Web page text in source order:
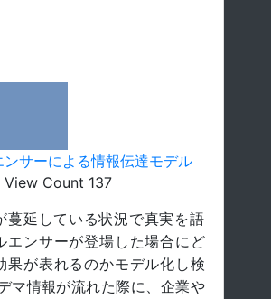
ンサーによる情報伝達モデル
Count 137
蔓延している状況で真実を語
エンサーが登場した場合にど
果が表れるのかモデル化し検
マ情報が流れた際に、企業や